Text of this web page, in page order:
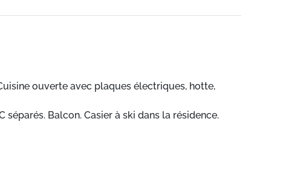
ouverte avec plaques électriques, hotte,
Balcon. Casier à ski dans la résidence.